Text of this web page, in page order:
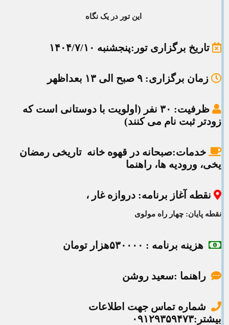
این تور در یک نگاه
تاریخ برگزاری تور :پنجشنبه ۱۴۰۴/۷/۱۰
زمان برگزاری: ۹ صبح الی ۱۳ بعداظهر
ظرفیت
: ۳۰ نفر (اولویت با دوستانی است که
زودتر ثبت نام می کنند)
خدمات:صبحانه در قهوه خانه تاریخی رمضان
یخی، ورودیه ها، راهنما
نقطه آغاز برنامه: دروازه غار ،
نقطه پایان: چهار راه مولوی
هزینه برنامه : ۵۳۰۰۰۰هزار تومان
راهنما :سعید روشن
شماره تماس جهت اطلاعات
بیشتر:۰۹۱۲۹۳۵۹۴۷۳